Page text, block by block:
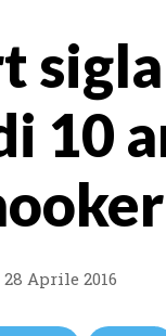
10
28 Aprile 2016